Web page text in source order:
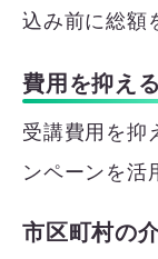
込み前に総額
費用を抑え
受講費用を抑
ンペーンを活
市区町村の